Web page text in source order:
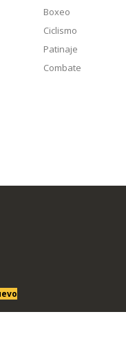
Boxeo
Ciclismo
Patinaje
Combate